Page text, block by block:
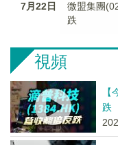
7月22日
微盟集團
跌
視頻
跌